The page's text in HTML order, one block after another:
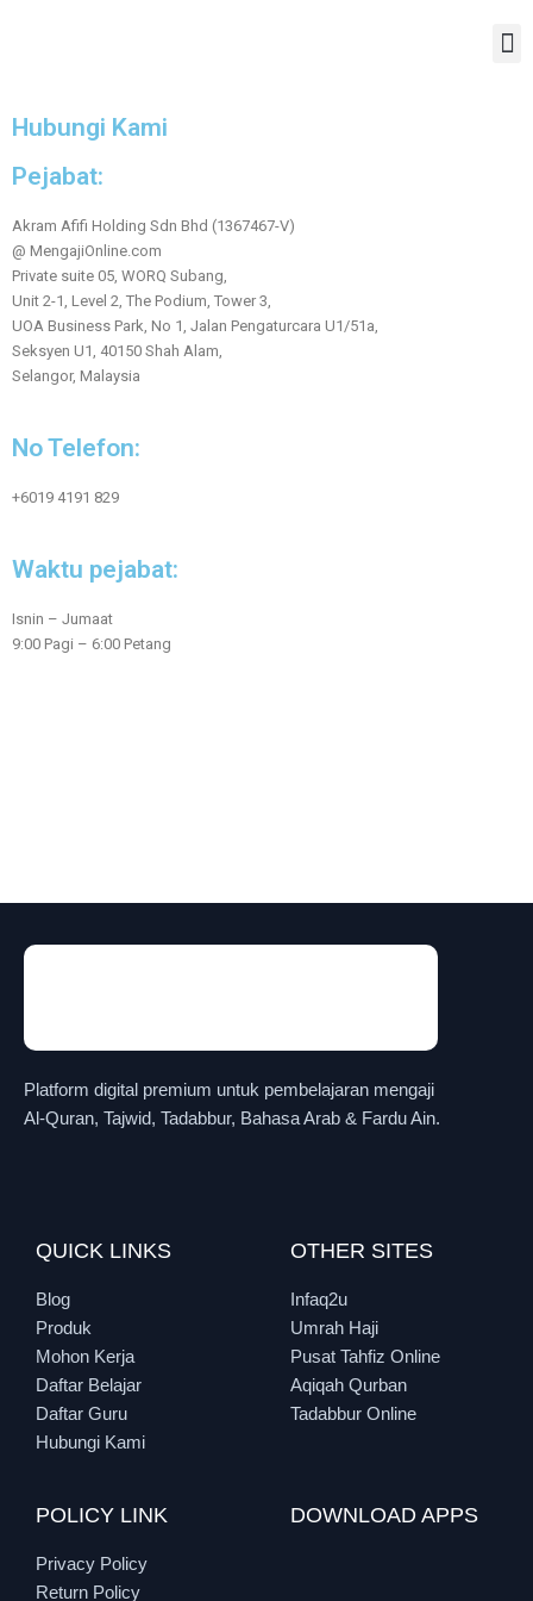
Hubungi Kami
Pejabat:
Akram Afifi Holding Sdn Bhd (1367467-V)
@ MengajiOnline.com
Private suite 05, WORQ Subang,
Unit 2-1, Level 2, The Podium, Tower 3,
UOA Business Park, No 1, Jalan Pengaturcara U1/51a,
Seksyen U1, 40150 Shah Alam,
Selangor, Malaysia
No Telefon:
+6019 4191 829
Waktu pejabat:
Isnin – Jumaat
9:00 Pagi – 6:00 Petang
Platform digital premium untuk pembelajaran mengaji
Al-Quran, Tajwid, Tadabbur, Bahasa Arab & Fardu Ain.
QUICK LINKS
Blog
Produk
Mohon Kerja
Daftar Belajar
Daftar Guru
Hubungi Kami
OTHER SITES
Infaq2u
Umrah Haji
Pusat Tahfiz Online
Aqiqah Qurban
Tadabbur Online
POLICY LINK
Privacy Policy
Return Policy
DOWNLOAD APPS